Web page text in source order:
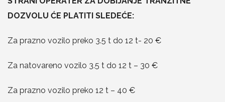
DOZVOLU ĆE PLATITI SLEDEĆE:
Za prazno vozilo preko 3.5 t do 12 t- 20 €
Za natovareno vozilo 3.5 t do 12 t – 30 €
Za prazno vozilo preko 12 t – 40 €